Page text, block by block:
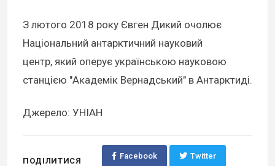
З лютого 2018 року Євген Дикий очолює
Національний антарктичний науковий
центр, який оперує українською науковою
станцією "Академік Вернадський" в Антарктиді.
Джерело: УНІАН
ПОДІЛИТИСЯ
Facebook Twitter